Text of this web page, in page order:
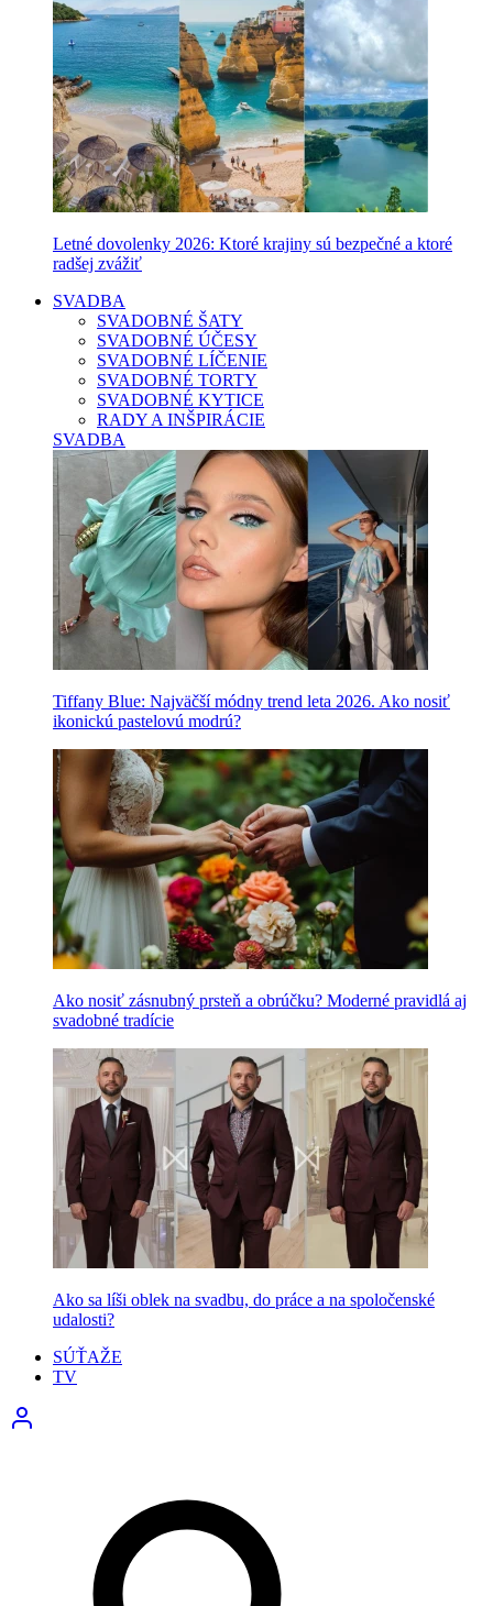
Letné dovolenky 2026: Ktoré krajiny sú bezpečné a ktoré
radšej zvážiť
SVADBA
SVADOBNÉ ŠATY
SVADOBNÉ ÚČESY
SVADOBNÉ LÍČENIE
SVADOBNÉ TORTY
SVADOBNÉ KYTICE
RADY A INŠPIRÁCIE
SVADBA
Tiffany Blue: Najväčší módny trend leta 2026. Ako nosiť
ikonickú pastelovú modrú?
Ako nosiť zásnubný prsteň a obrúčku? Moderné pravidlá aj
svadobné tradície
Ako sa líši oblek na svadbu, do práce a na spoločenské
udalosti?
SÚŤAŽE
TV